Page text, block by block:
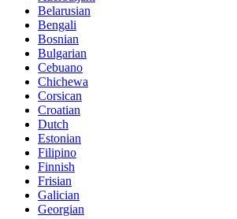
Belarusian
Bengali
Bosnian
Bulgarian
Cebuano
Chichewa
Corsican
Croatian
Dutch
Estonian
Filipino
Finnish
Frisian
Galician
Georgian